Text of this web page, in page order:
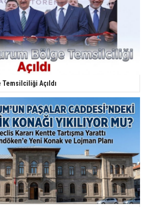
Temsilciliği Açıldı